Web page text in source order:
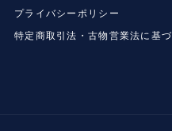
プライバシーポリシー
特定商取引法・古物営業法に基